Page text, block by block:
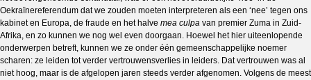
Oekraïnereferendum dat we zouden moeten interpreteren als een ‘nee’ tegen ons
kabinet en Europa, de fraude en het halve mea culpa van premier Zuma in Zuid-
Afrika, en zo kunnen we nog wel even doorgaan. Hoewel het hier uiteenlopende
onderwerpen betreft, kunnen we ze onder één gemeenschappelijke noemer
scharen: ze leiden tot verder vertrouwensverlies in leiders. Dat vertrouwen was al
niet hoog, maar is de afgelopen jaren steeds verder afgenomen. Volgens de meest